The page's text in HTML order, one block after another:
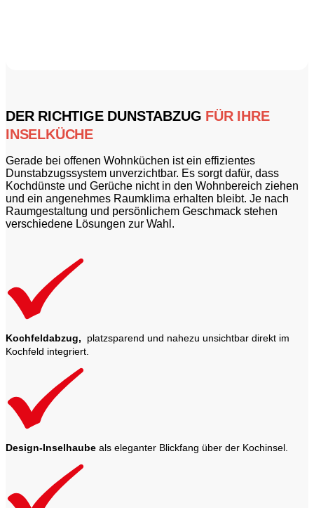
DER RICHTIGE DUNSTABZUG FÜR IHRE
INSELKÜCHE
Gerade bei offenen Wohnküchen ist ein effizientes
Dunstabzugssystem unverzichtbar. Es sorgt dafür, dass
Kochdünste und Gerüche nicht in den Wohnbereich ziehen
und ein angenehmes Raumklima erhalten bleibt. Je nach
Raumgestaltung und persönlichem Geschmack stehen
verschiedene Lösungen zur Wahl.
Kochfeldabzug,
platzsparend und nahezu unsichtbar direkt im
Kochfeld integriert.
Design-Inselhaube als eleganter Blickfang über der Kochinsel.